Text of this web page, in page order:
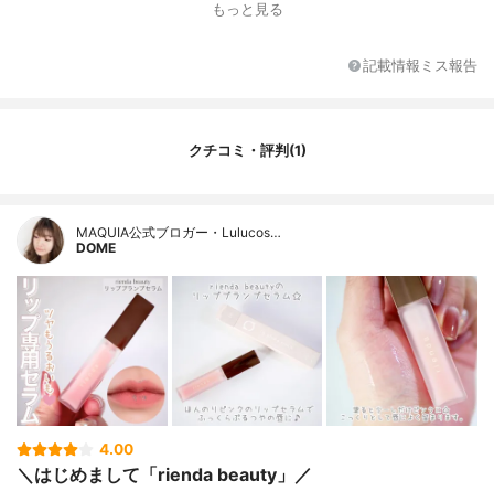
ポリブテン、リンゴ酸ジイソステアリル、
リン酸ポリグリセリル?２、（ジイソステア
ステリル／オクチルドデシル）、ジイソス
化チタン、酸化鉄、（チタン／酸化チタ
もっと見る
記載情報ミス報告
クチコミ・評判(1)
MAQUIA公式ブロガー・Lulucos…
DOME
4.00
＼はじめまして「rienda beauty」／